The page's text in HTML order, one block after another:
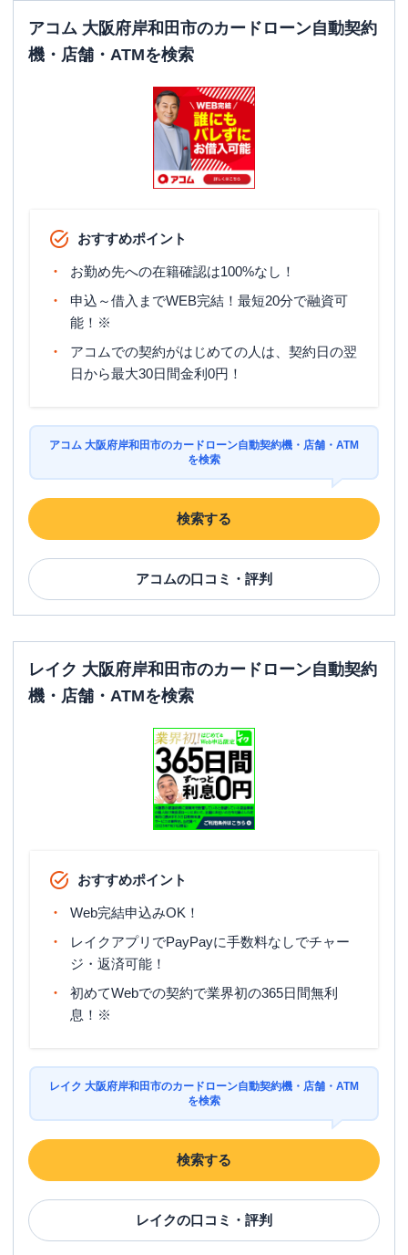
アコム 大阪府岸和田市のカードローン自動契約
機・店舗・ATMを検索
おすすめポイント
お勤め先への在籍確認は100%なし！
申込～借入までWEB完結！最短20分で融資可
能！※
アコムでの契約がはじめての人は、契約日の翌
日から最大30日間金利0円！
アコム 大阪府岸和田市のカードローン自動契約機・店舗・ATM
を検索
検索する
アコムの口コミ・評判
レイク 大阪府岸和田市のカードローン自動契約
機・店舗・ATMを検索
おすすめポイント
Web完結申込みOK！
レイクアプリでPayPayに手数料なしでチャー
ジ・返済可能！
初めてWebでの契約で業界初の365日間無利
息！※
レイク 大阪府岸和田市のカードローン自動契約機・店舗・ATM
を検索
検索する
レイクの口コミ・評判